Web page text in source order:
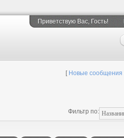
Приветствую Вас, Гость!
[ Новые сообщения
Фильтр по: